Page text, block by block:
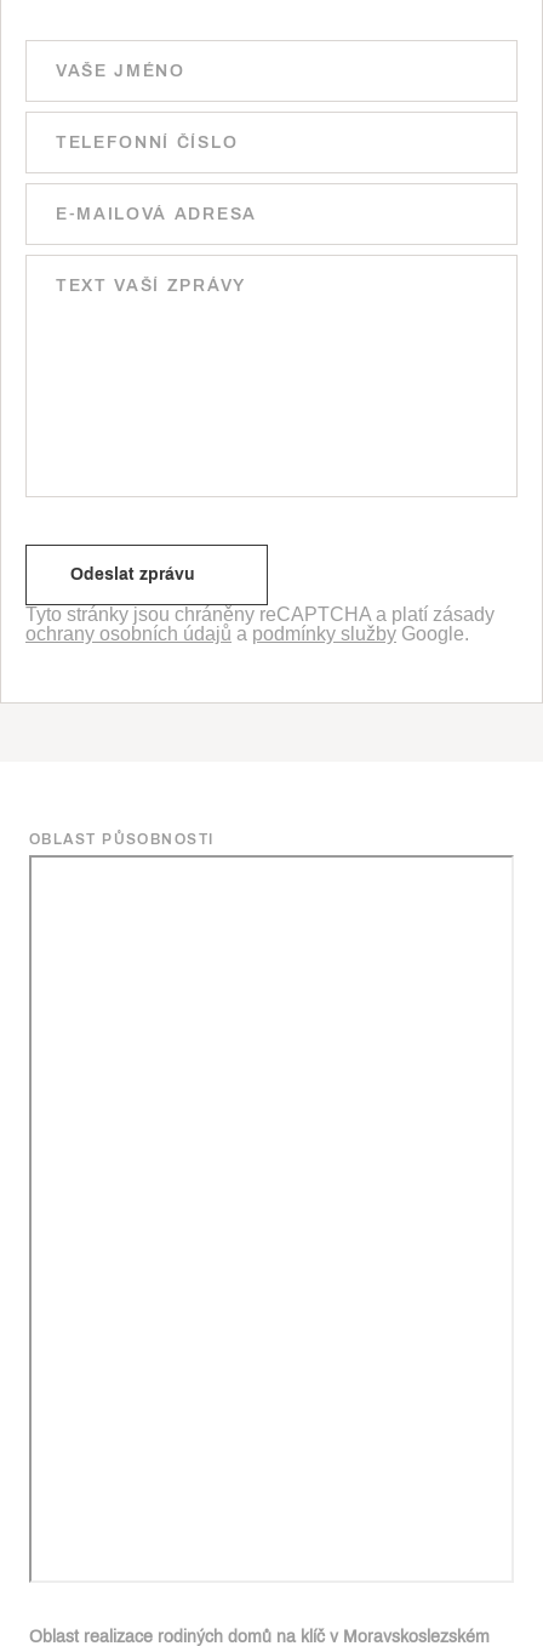
Ponechte toto pole prázdné.
Tyto stránky jsou chráněny reCAPTCHA a platí zásady
ochrany osobních údajů a podmínky služby Google.
OBLAST PŮSOBNOSTI
Oblast realizace rodiných domů na klíč v Moravskoslezském